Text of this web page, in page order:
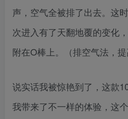
声，空气全被排了出去。这
次进入有了天翻地覆的变化
附在O棒上。（排空气法，提
说实话我被惊艳到了，这款
我带来了不一样的体验，这